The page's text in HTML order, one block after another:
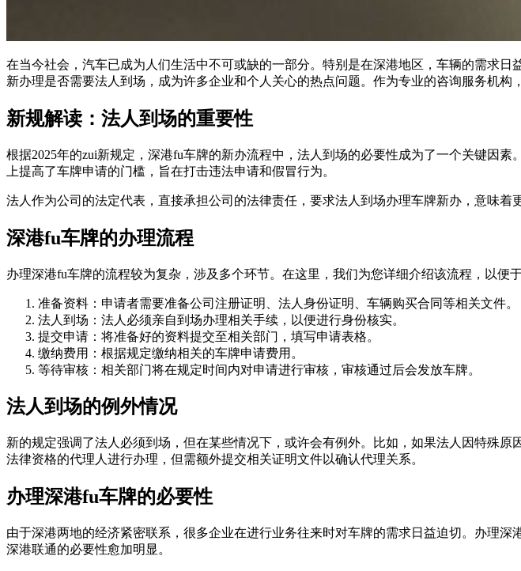
在当今社会，汽车已成为人们生活中不可或缺的一部分。特别是在深港地区，车辆的需求
新办理是否需要法人到场，成为许多企业和个人关心的热点问题。作为专业的咨询服务机构
新规解读：法人到场的重要性
根据2025年的zui新规定，深港fu车牌的新办流程中，法人到场的必要性成为了一个关键因
上提高了车牌申请的门槛，旨在打击违法申请和假冒行为。
法人作为公司的法定代表，直接承担公司的法律责任，要求法人到场办理车牌新办，意味
深港fu车牌的办理流程
办理深港fu车牌的流程较为复杂，涉及多个环节。在这里，我们为您详细介绍该流程，以便
准备资料：申请者需要准备公司注册证明、法人身份证明、车辆购买合同等相关文件。
法人到场：法人必须亲自到场办理相关手续，以便进行身份核实。
提交申请：将准备好的资料提交至相关部门，填写申请表格。
缴纳费用：根据规定缴纳相关的车牌申请费用。
等待审核：相关部门将在规定时间内对申请进行审核，审核通过后会发放车牌。
法人到场的例外情况
新的规定强调了法人必须到场，但在某些情况下，或许会有例外。比如，如果法人因特殊
法律资格的代理人进行办理，但需额外提交相关证明文件以确认代理关系。
办理深港fu车牌的必要性
由于深港两地的经济紧密联系，很多企业在进行业务往来时对车牌的需求日益迫切。办理
深港联通的必要性愈加明显。